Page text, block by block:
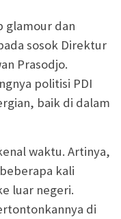
glamour dan
sosok Direktur
Prasodjo.
politisi PDI
baik di dalam
waktu. Artinya,
kali
luar negeri.
di